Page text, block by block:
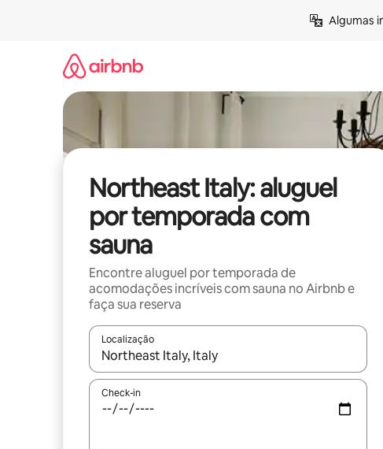
Algumas
Northeast Italy: aluguel
por temporada com
sauna
Encontre aluguel por temporada de
acomodações incríveis com sauna no Airbnb e
faça sua reserva
Localização
Quando os resultados estiverem disponíveis, explore-
Check-in